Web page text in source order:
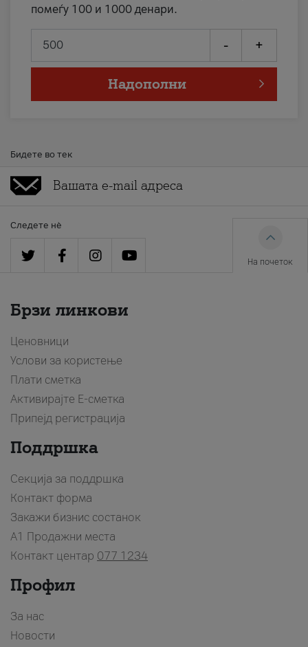
помеѓу 100 и 1000 денари.
- +
Надополни
Бидете во тек
Следете нè
На почеток
Брзи линкови
Ценовници
Услови за користење
Плати сметка
Активирајте Е-сметка
Припејд регистрација
Поддршка
Секција за поддршка
Контакт форма
Закажи бизнис состанок
A1 Продажни места
Контакт центар 077 1234
Профил
За нас
Новости